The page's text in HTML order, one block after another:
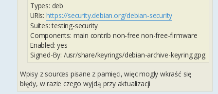
Types: deb
URIs: https://security.debian.org/debian-security
Suites: testing-security
Components: main contrib non-free non-free-firmware
Enabled: yes
Signed-By: /usr/share/keyrings/debian-archive-keyring.gpg
Wpisy z sources pisane z pamięci, więc mogły wkraść się
błędy, w razie czego wyjdą przy aktualizacji